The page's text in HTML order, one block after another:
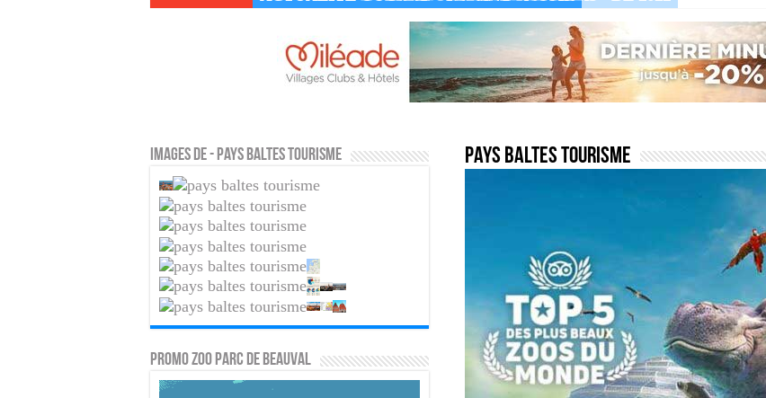
Pays baltes tourisme
Images de - Pays baltes tourisme
PROMO ZOO PARC DE BEAUVAL